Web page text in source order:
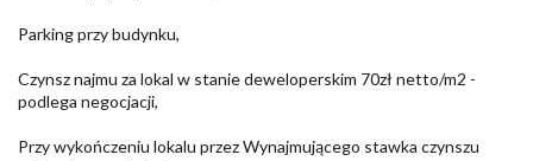
Parking przy budynku,
Czynsz najmu za lokal w stanie deweloperskim 70zł netto/m2 -
podlega negocjacji,
Przy wykończeniu lokalu przez Wynajmującego stawka czynszu